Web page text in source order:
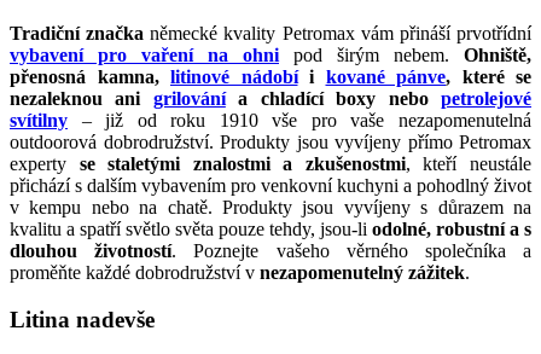
Tradiční značka německé kvality Petromax vám přináší prvotřídní
vybavení pro vaření na ohni pod širým nebem. Ohniště,
přenosná kamna, litinové nádobíi kované pánve, které se
nezaleknou ani grilovánía chladící boxy nebopetrolejové
svítilny – již od roku 1910 vše pro vaše nezapomenutelná
outdoorová dobrodružství. Produkty jsou vyvíjeny přímo Petromax
experty se staletými znalostmi a zkušenostmi, kteří neustále
přichází s dalším vybavením pro venkovní kuchyni a pohodlný život
v kempu nebo na chatě. Produkty jsou vyvíjeny s důrazem na
kvalitu a spatří světlo světa pouze tehdy, jsou-li odolné, robustní a s
dlouhou životností. Poznejte vašeho věrného společníka a
proměňte každé dobrodružství v nezapomenutelný zážitek.
Litina nadevše